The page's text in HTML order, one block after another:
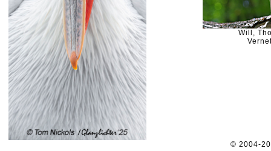
Will,
© 2004-